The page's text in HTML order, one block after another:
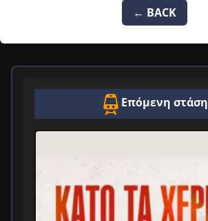
← BACK
Επόμενη στάση